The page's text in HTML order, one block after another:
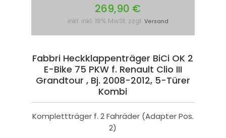
269,90 €
inkl. inkl. 19% MwSt. zzgl. Versand
Fabbri Heckklappenträger BiCi OK 2
E-Bike 75 PKW f. Renault Clio III
Grandtour , Bj. 2008-2012, 5-Türer
Kombi
Komplettträger f. 2 Fahräder (Adapter Pos.
2)